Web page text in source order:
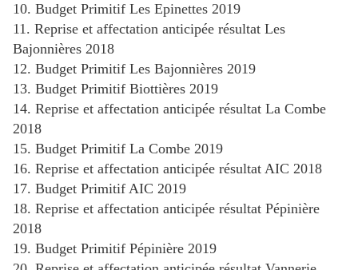
10. Budget Primitif Les Epinettes 2019
11. Reprise et affectation anticipée résultat Les
Bajonnières 2018
12. Budget Primitif Les Bajonnières 2019
13. Budget Primitif Biottières 2019
14. Reprise et affectation anticipée résultat La Combe
2018
15. Budget Primitif La Combe 2019
16. Reprise et affectation anticipée résultat AIC 2018
17. Budget Primitif AIC 2019
18. Reprise et affectation anticipée résultat Pépinière
2018
19. Budget Primitif Pépinière 2019